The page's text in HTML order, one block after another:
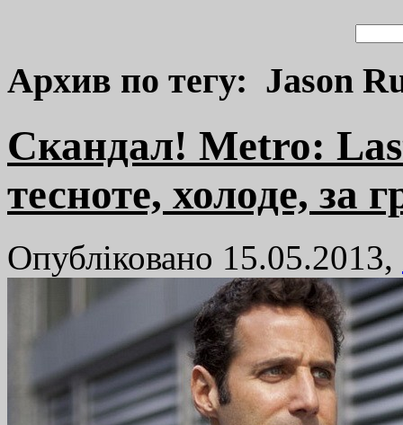
Архив по тегу: Jason
Скандал! Metro:
тесноте, холоде,
Опубліковано 15.05.2013,